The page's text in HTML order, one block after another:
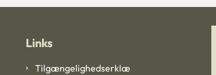
Links
Tilgængelighedserklæ